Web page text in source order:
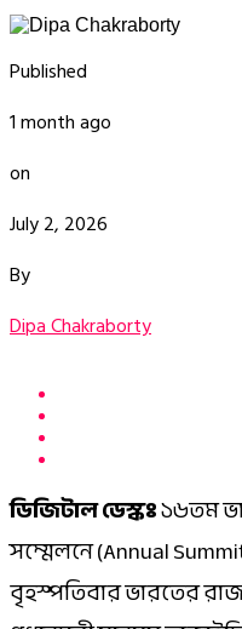
Published
1 month ago
on
July 2, 2026
By
Dipa Chakraborty
ডিজিটাল ডেস্কঃ১৬তম
সম্মেলনে (Annual
বৃহস্পতিবার ভারতের